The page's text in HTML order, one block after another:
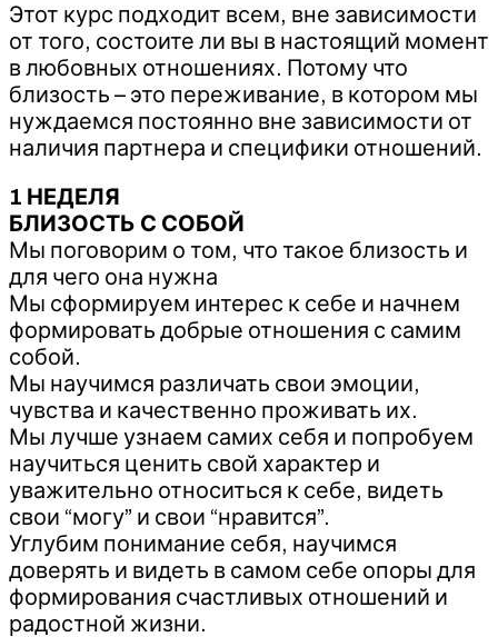
Этот курс подходит всем, вне зависимости
от того, состоите ли вы в настоящий момент
в любовных отношениях. Потому что
близость – это переживание, в котором мы
нуждаемся постоянно вне зависимости от
наличия партнера и специфики отношений.
1 НЕДЕЛЯ
БЛИЗОСТЬ С СОБОЙ
Мы поговорим о том, что такое близость и
для чего она нужна
Мы сформируем интерес к себе и начнем
формировать добрые отношения с самим
собой.
Мы научимся различать свои эмоции,
чувства и качественно проживать их.
Мы лучше узнаем самих себя и попробуем
научиться ценить свой характер и
уважительно относиться к себе, видеть
свои “могу” и свои “нравится”.
Углубим понимание себя, научимся
доверять и видеть в самом себе опоры для
формирования счастливых отношений и
радостной жизни.